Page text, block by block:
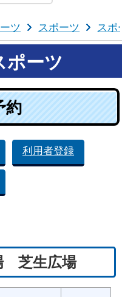
ツ スポーツ スポ
ポーツ
約
利用者登録
芝生広場